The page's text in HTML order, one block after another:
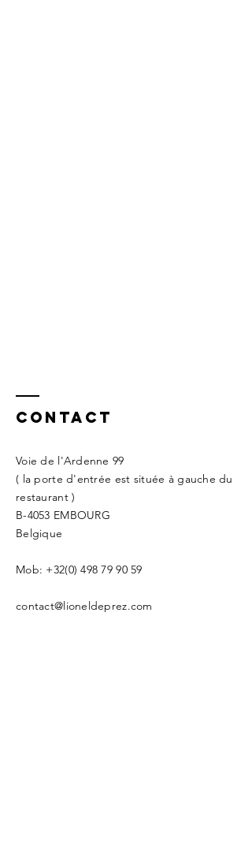
Contact
Voie de l'Ardenne 99
( la porte d'entrée est située à gauche du
restaurant )
B-4053 EMBOURG
Belgique
Mob: +32(0) 498 79 90 59
contact@lioneldeprez.com